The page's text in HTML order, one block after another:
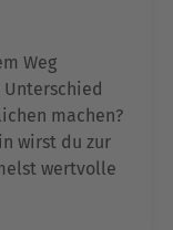
Weg
machen?
wirst du zur
wertvolle